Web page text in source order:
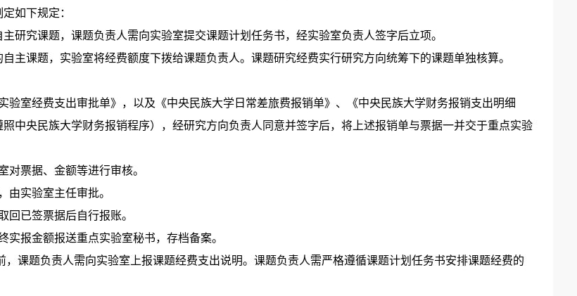
如下规定：
主研究课题，课题负责人需向实验室提交课题计划任务书，经实验室负责人签字后立项。
自主课题，实验室将经费额度下拨给课题负责人。课题研究经费实行研究方向统筹下的课题单独核算。
验室经费支出审批单》，以及《中央民族大学日常差旅费报销单》、《中央民族大学财务报销支出明细
中央民族大学财务报销程序），经研究方向负责人同意并签字后，将上述报销单与票据一并交于重点实验
对票据、金额等进行审核。
由实验室主任审批。
回已签票据后自行报账。
实报金额报送重点实验室秘书，存档备案。
，课题负责人需向实验室上报课题经费支出说明。课题负责人需严格遵循课题计划任务书安排课题经费的